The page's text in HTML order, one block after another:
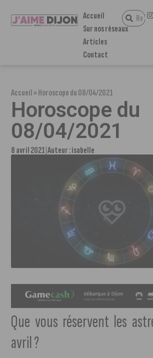
Accueil
Sur nos réseaux
Articles
Contact
Accueil»Horoscope du 08/04/2021
Horoscope du
08/04/2021
8 avril 2021 Auteur :isabelle
Que vous réservent les
avril ?